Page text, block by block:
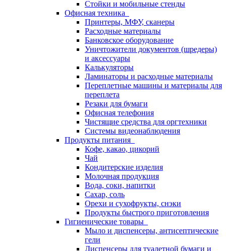
Стойки и мобильные стенды
Офисная техника
Принтеры, МФУ, сканеры
Расходные материалы
Банковское оборудование
Уничтожители документов (шредеры)
и аксессуары
Калькуляторы
Ламинаторы и расходные материалы
Переплетные машины и материалы для
переплета
Резаки для бумаги
Офисная телефония
Чистящие средства для оргтехники
Системы видеонаблюдения
Продукты питания
Кофе, какао, цикорий
Чай
Кондитерские изделия
Молочная продукция
Вода, соки, напитки
Сахар, соль
Орехи и сухофрукты, снэки
Продукты быстрого приготовления
Гигиенические товары
Мыло и диспенсеры, антисептические
гели
Диспенсеры для туалетной бумаги и